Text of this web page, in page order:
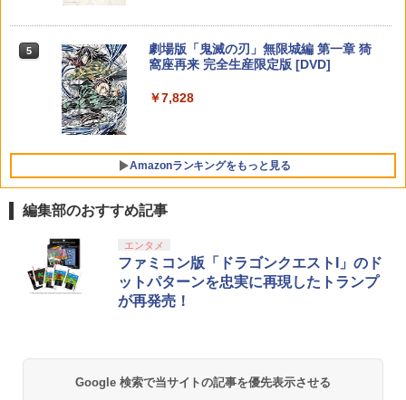
￥5,920
【店内全品P10倍 8/4〜要エントリー】
￥5,680
￥2,200
宗 ]
￥6,791
5
ニンテンドープリペイド番号 5000円|オ
ンラインコード版
￥5,000
トローラー(CFI-ZCT2J)
5
【純正品】Xbox ワイヤレス コントロー
ラー (ロボット ホワイト)
5
劇場版「鬼滅の刃」無限城編 第一章 猗
窩座再来 完全生産限定版 [DVD]
￥7,828
Amazonランキングをもっと見る
編集部のおすすめ記事
エンタメ
ファミコン版「ドラゴンクエストI」のド
ットパターンを忠実に再現したトランプ
が再発売！
Google 検索で当サイトの記事を優先表示させる